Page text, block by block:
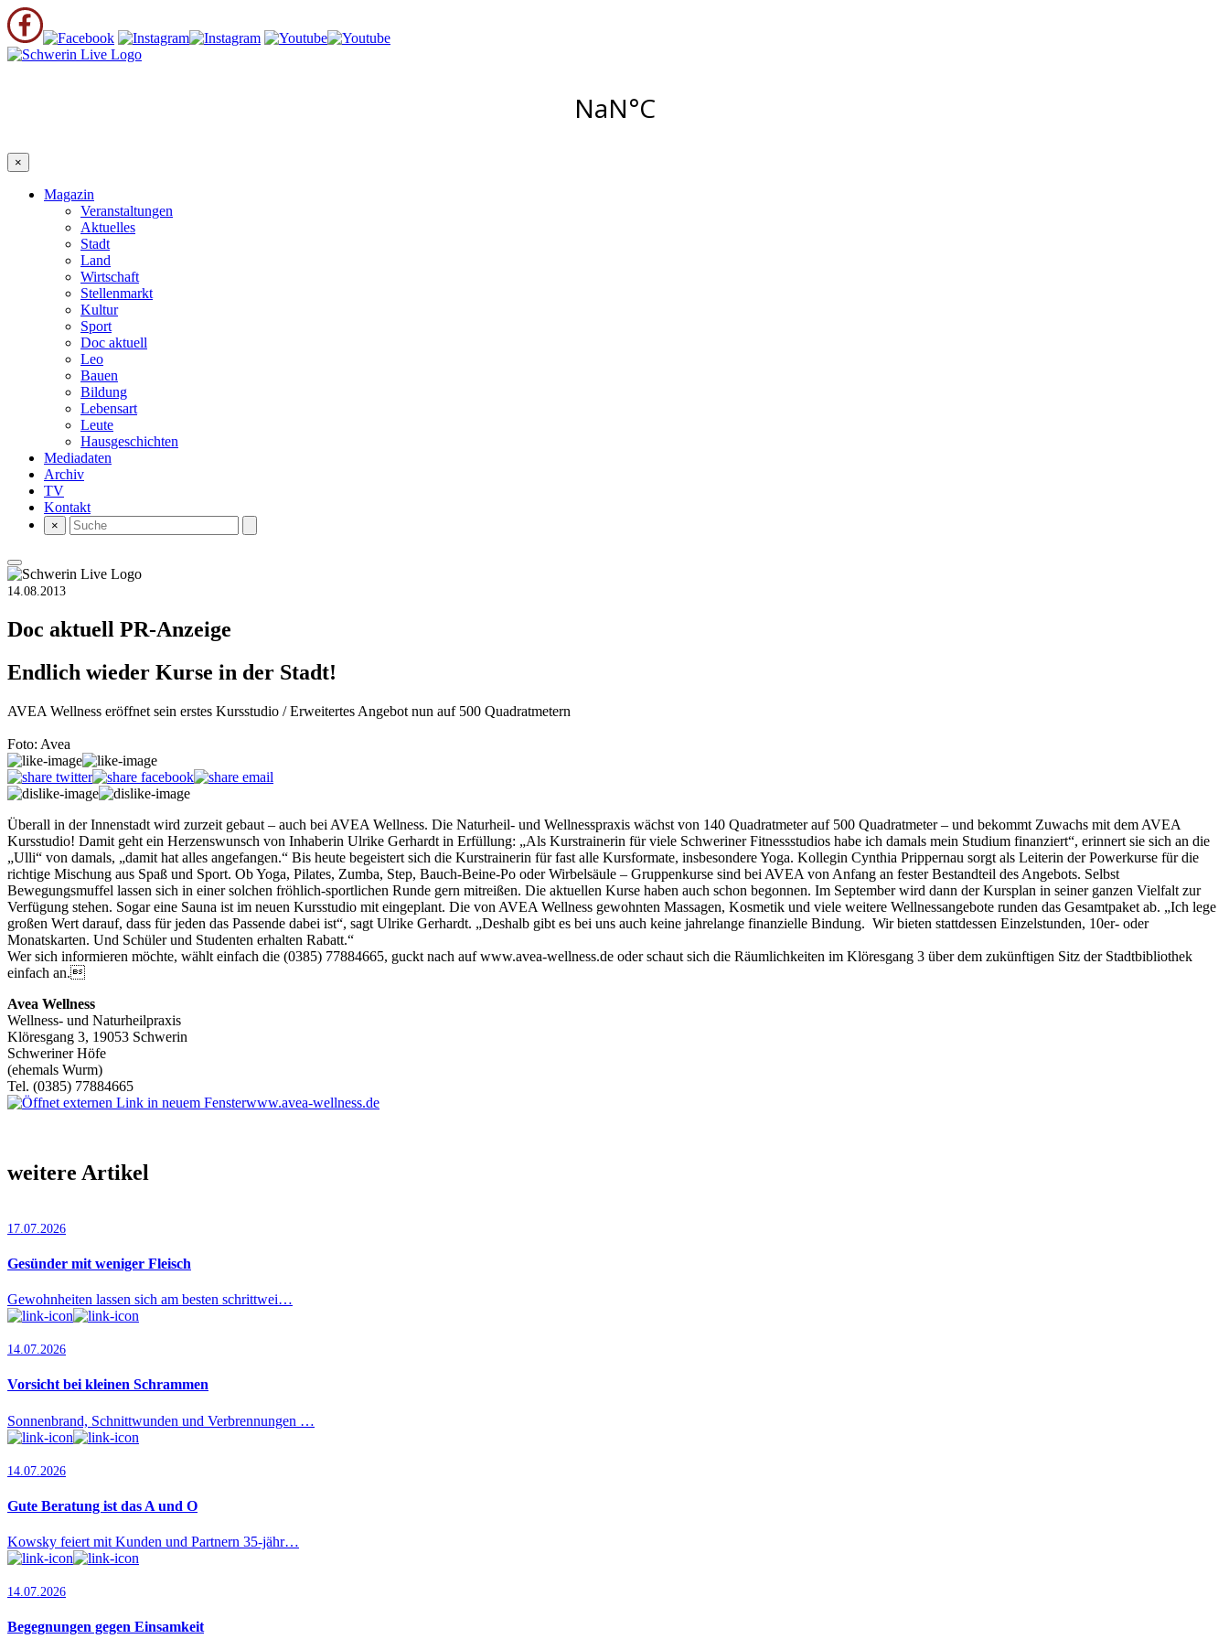
×
Magazin
Veranstaltungen
Aktuelles
Stadt
Land
Wirtschaft
Stellenmarkt
Kultur
Sport
Doc aktuell
Leo
Bauen
Bildung
Lebensart
Leute
Hausgeschichten
Mediadaten
Archiv
TV
Kontakt
×
14.08.2013
Doc aktuell PR-Anzeige
Endlich wieder Kurse in der Stadt!
AVEA Wellness eröffnet sein erstes Kursstudio / Erweitertes Angebot nun auf 500 Quadratmetern
Foto: Avea
Überall in der Innenstadt wird zurzeit gebaut – auch bei AVEA Wellness. Die Naturheil- und Wellnesspraxis wächst von 140 Quadratmeter auf 500 Quadratmeter – und bekommt Zuwachs mit dem AVEA
Kursstudio! Damit geht ein Herzenswunsch von Inhaberin Ulrike Gerhardt in Erfüllung: „Als Kurstrainerin für viele Schweriner Fitnessstudios habe ich damals mein Studium finanziert“, erinnert sie sich an die
„Ulli“ von damals, „damit hat alles angefangen.“ Bis heute begeistert sich die Kurstrainerin für fast alle Kursformate, insbesondere Yoga. Kollegin Cynthia Prippernau sorgt als Leiterin der Powerkurse für die
richtige Mischung aus Spaß und Sport. Ob Yoga, Pilates, Zumba, Step, Bauch-Beine-Po oder Wirbelsäule – Gruppenkurse sind bei AVEA von Anfang an fester Bestandteil des Angebots. Selbst
Bewegungsmuffel lassen sich in einer solchen fröhlich-sportlichen Runde gern mitreißen. Die aktuellen Kurse haben auch schon begonnen. Im September wird dann der Kursplan in seiner ganzen Vielfalt zur
Verfügung stehen. Sogar eine Sauna ist im neuen Kursstudio mit eingeplant. Die von AVEA Wellness gewohnten Massagen, Kosmetik und viele weitere Wellnessangebote runden das Gesamtpaket ab. „Ich lege
großen Wert darauf, dass für jeden das Passende dabei ist“, sagt Ulrike Gerhardt. „Deshalb gibt es bei uns auch keine jahrelange finanzielle Bindung. Wir bieten stattdessen Einzelstunden, 10er- oder
Monatskarten. Und Schüler und Studenten erhalten Rabatt.“
Wer sich informieren möchte, wählt einfach die (0385) 77884665, guckt nach auf www.avea-wellness.de oder schaut sich die Räumlichkeiten im Klöresgang 3 über dem zukünftigen Sitz der Stadtbibliothek
einfach an.
Avea Wellness
Wellness- und Naturheilpraxis
Klöresgang 3, 19053 Schwerin
Schweriner Höfe
(ehemals Wurm)
Tel. (0385) 77884665
www.avea-wellness.de
weitere Artikel
17.07.2026
Gesünder mit weniger Fleisch
Gewohnheiten lassen sich am besten schrittwei…
14.07.2026
Vorsicht bei kleinen Schrammen
Sonnenbrand, Schnittwunden und Verbrennungen …
14.07.2026
Gute Beratung ist das A und O
Kowsky feiert mit Kunden und Partnern 35-jähr…
14.07.2026
Begegnungen gegen Einsamkeit